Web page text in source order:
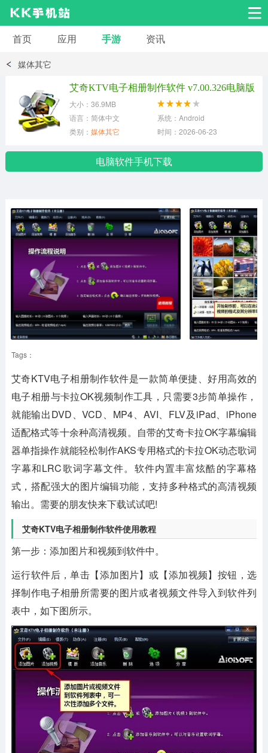
安卓应用
小说漫画
金融理财 新闻资讯 游戏辅助
安卓其它
首页 应用 手游 资讯
媒体其它
艾奇KTV电子相册制作软件 v7.00.326电脑版
大小：36.9MB
语言：简体中文
系统：Android
类别： 媒体其它 时间：2026-06-23
电脑软件手机下载
Tags：
艾奇KTV电子相册制作软件是一款简单便捷、好用高效的
电子相册与卡拉OK视频制作工具，只需要3步简单操作，
就能输出DVD、VCD、MP4、AVI、FLV及iPad、iPhone
适配格式等十余种高清视频。自带的艾奇卡拉OK字幕编辑
器单指操作就能轻松制作AKS专用格式的卡拉OK动态歌词
字幕和LRC歌词字幕文件。软件内置丰富炫酷的字幕格
式，搭配强大的图片编辑功能，支持多种格式的高清视频
输出。需要的朋友快来下载试试吧!
艾奇KTV电子相册制作软件使用教程
第一步：添加图片和视频到软件中。
运行软件后，单击【添加图片】或【添加视频】按钮，选
择制作电子相册所需要的图片或者视频文件导入到软件列
表中，如下图所示。